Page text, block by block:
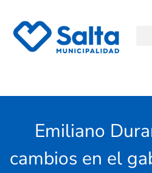
Emiliano
cambios en el